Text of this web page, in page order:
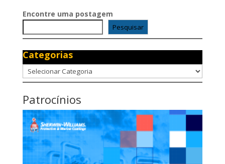
Encontre uma postagem
Pesquisar
Categorias
Categorias
Patrocínios